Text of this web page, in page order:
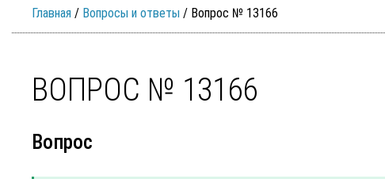
Главная / Вопросы и ответы / Вопрос № 13166
ВОПРОС № 13166
Вопрос